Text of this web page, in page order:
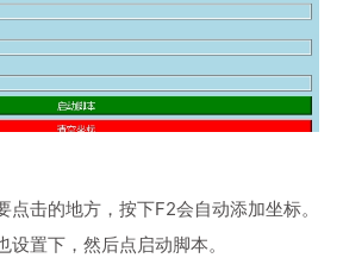
点击的地方，按下F2会自动添加坐标。
置下，然后点启动脚本。